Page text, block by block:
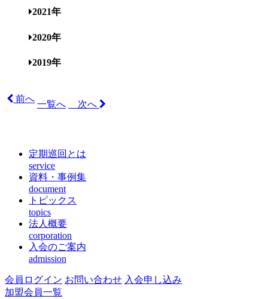
2021年
2020年
2019年
前へ
一覧へ 次へ
定期巡回とは
service
資料・事例集
document
トピックス
topics
法人概要
corporation
入会のご案内
admission
会員ログイン お問い合わせ 入会申し込み
加盟会員一覧